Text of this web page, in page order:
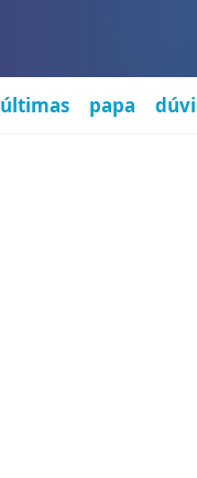
últimas papa